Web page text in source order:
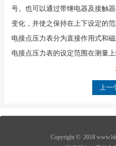
号。也可以通过带继电器及接触
变化，并使之保持在上下设定的范
电接点压力表分为直接作用式和
电接点压力表的设定范围在测量
上一
Copyright © 2018